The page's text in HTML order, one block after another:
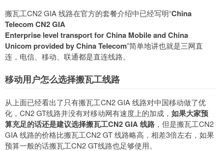
搬瓦工CN2 GIA 线路在官方的套餐介绍中已经写明“China
Telecom CN2 GIA
Enterprise level transport for China Mobile and China
Unicom provided by China Telecom”简单地讲也就是三网直
连，电信、移动、联通都是直连线路。
移动用户怎么选择搬瓦工线路
从上面已经看出了只有搬瓦工CN2 GIA 线路对中国移动做了优
化，CN2 GT线路并没有对移动网有速度上的加成， 如果大家预
算充足的话还是建议选择搬瓦工CN2 GIA 线路 ，但是搬瓦工CN2
GIA 线路的价格比搬瓦工CN2 GT 线路略高，相差3倍左右，如果
预算一般的话搬瓦工CN2 GT线路也足够使用。